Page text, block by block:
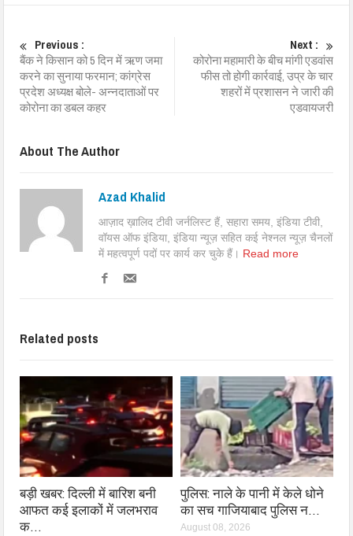
Previous :
बैंक ने किसान को 5 दिन में ऋण जमा
करने का सुनाया फरमान; कांग्रेस
प्रदेश अध्यक्ष बोले- अन्नदाताओं पर
कोरोना का डबल कहर
Next :
कोरोना महामारी के बीच मांगी एडवांस
फीस तो होगी कार्रवाई, उप्र के चार
शहरों में प्रशासन ने जारी की
एडवायजरी
About The Author
Azad Khalid
आज़ाद ख़ालिद टीवी जर्नलिस्ट हैं, सहारा समय, इंडिया टीवी,
वॉयस ऑफ इंडिया, इंडिया न्यूज़ सहित कई नेश्नल न्यूज़ चैनलों
में महत्वपूर्ण पदों पर कार्य कर चुके हैं। Read more
Related posts
बड़ी खबर: दिल्ली में बारिश बनी
आफत कई इलाकों में जलभराव
क…
पुलिस: नाले के पानी में केले धोने
का सच गाजियाबाद पुलिस न…
August 08, 2026